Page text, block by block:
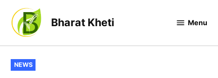
content
Bharat Kheti Menu
POSTED
IN
NEWS